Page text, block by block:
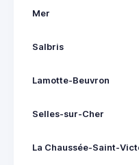
Mer
Salbris
Lamotte-Beuvron
Selles-sur-Cher
La Chaussée-Saint-